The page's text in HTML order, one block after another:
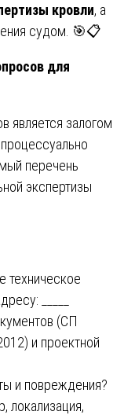
кровли, а
судом. 🎯📋
для
является залогом
перечень
экспертизы
техническое
_____
(СП
и проектной
и повреждения?
локализация,